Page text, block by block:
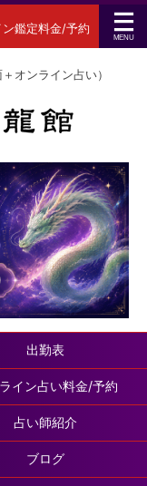
ン鑑定料金/予約
オンライン占い）
出勤表
イン占い料金/予約
占い師紹介
ブログ